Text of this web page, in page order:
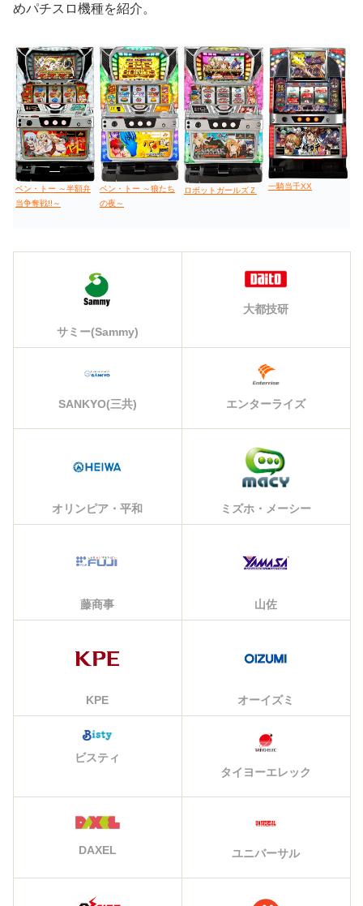
めパチスロ機種を紹介。
ベン・トー ～半額弁
当争奪戦!!～
ベン・トー ～狼たち
の夜～
ロボットガールズＺ 一騎当千XX
サミー(Sammy)
大都技研
SANKYO(三共) エンターライズ
オリンピア・平和 ミズホ・メーシー
藤商事 山佐
KPE オーイズミ
ビスティ
タイヨーエレック
DAXEL ユニバーサル